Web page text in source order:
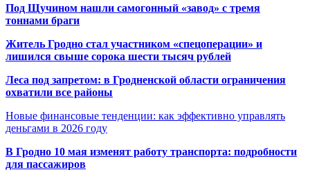
Под Щучином нашли самогонный «завод» с тремя
тоннами браги
Житель Гродно стал участником «спецоперации» и
лишился свыше сорока шести тысяч рублей
Леса под запретом: в Гродненской области ограничения
охватили все районы
Новые финансовые тенденции: как эффективно управлять
деньгами в 2026 году
В Гродно 10 мая изменят работу транспорта: подробности
для пассажиров